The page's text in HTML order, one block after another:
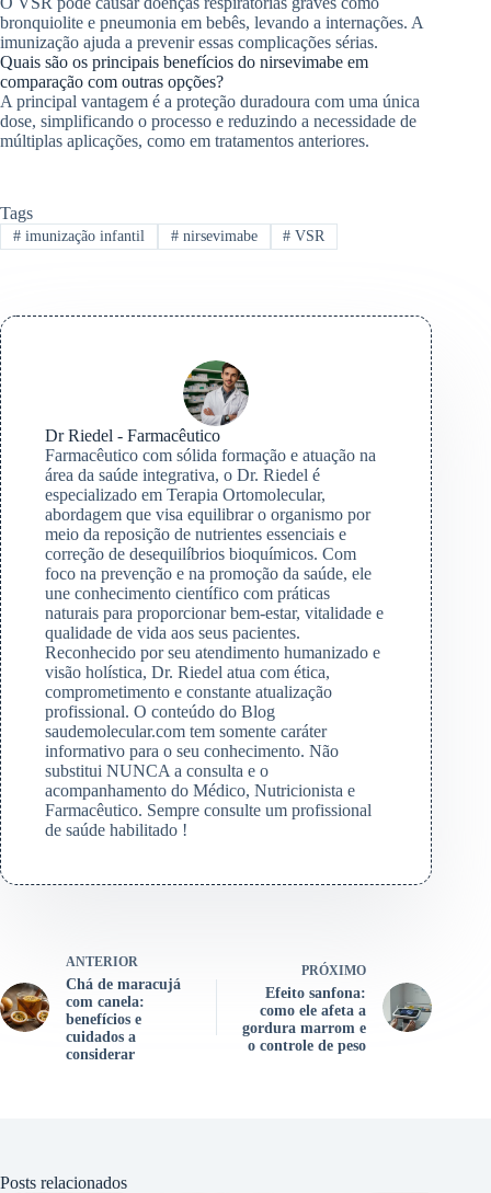
bronquiolite e pneumonia em bebês, levando a internações. A
imunização ajuda a prevenir essas complicações sérias.
Quais são os principais benefícios do nirsevimabe em
comparação com outras opções?
A principal vantagem é a proteção duradoura com uma única
dose, simplificando o processo e reduzindo a necessidade de
múltiplas aplicações, como em tratamentos anteriores.
Tags
#imunização infantil #nirsevimabe # VSR
Dr Riedel - Farmacêutico
Farmacêutico com sólida formação e atuação na
área da saúde integrativa, o Dr. Riedel é
especializado em Terapia Ortomolecular,
abordagem que visa equilibrar o organismo por
meio da reposição de nutrientes essenciais e
correção de desequilíbrios bioquímicos. Com
foco na prevenção e na promoção da saúde, ele
une conhecimento científico com práticas
naturais para proporcionar bem-estar, vitalidade e
qualidade de vida aos seus pacientes.
Reconhecido por seu atendimento humanizado e
visão holística, Dr. Riedel atua com ética,
comprometimento e constante atualização
profissional. O conteúdo do Blog
saudemolecular.com tem somente caráter
informativo para o seu conhecimento. Não
substitui NUNCA a consulta e o
acompanhamento do Médico, Nutricionista e
Farmacêutico. Sempre consulte um profissional
de saúde habilitado !
ANTERIOR
Chá de maracujá
com canela:
benefícios e
cuidados a
considerar
PRÓXIMO
Efeito sanfona:
como ele afeta a
gordura marrom e
o controle de peso
Posts relacionados